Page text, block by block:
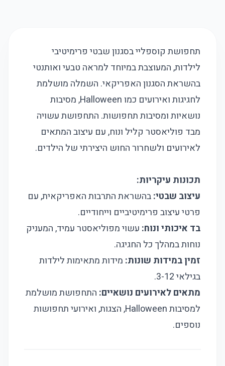
תחפושת קוספליי בסגנון שבטי פרימיטיבי
לילדות, המעוצבת במיוחד למראה טבעי ואותנטי
בהשראת הסגנון האפריקאי. השמלה מושלמת
לחגיגות ואירועים כמו Halloween, מסיבות
נושאיות ומסיבות תחפושות. התחפושת עשויה
מבד פוליאסטר קליל ונוח, עם עיצוב המתאים
לאירועים ולשחרור החוש היצירתי של הילדים.
תכונות עיקריות:
עיצוב שבטי:בהשראת התרבות האפריקאית, עם
פרטי עיצוב פרימיטיביים וייחודיים.
בד איכותי ונוח: עשוי מפוליאסטר עמיד, המעניק
נוחות במהלך כל החגיגה.
זמין במידות שונות: מידות מתאימות לילדות
בגילאי 3-12.
מתאים לאירועים נושאיים: התחפושת מושלמת
למסיבות Halloween, הצגות, ואירועי תחפושות
נוספים.